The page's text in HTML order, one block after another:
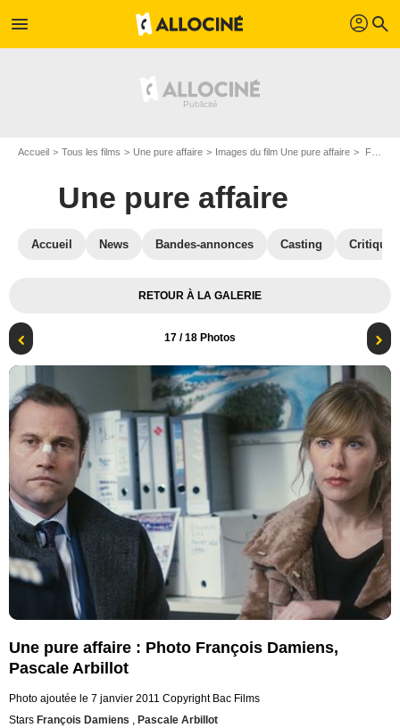
menu profil search
Accueil Tous les films Une pure affaire Images du film Une pure affaire François Damiens & Pascale Arbillot
Une pure affaire
Accueil News Bandes-annonces Casting
RETOUR À LA GALERIE
17 / 18 Photos
Une pure affaire : Photo François Damiens,
Pascale Arbillot
Photo ajoutée le 7 janvier 2011 Copyright Bac Films
Stars François Damiens , Pascale Arbillot